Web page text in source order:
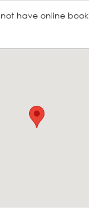
have online